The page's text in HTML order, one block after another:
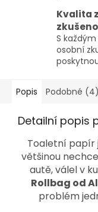
Kvalita
S
osobní
Popis Podobné (4)
Detailní popis
Toaletní papír
většinou
autě, válel v
Rollbag od
problém